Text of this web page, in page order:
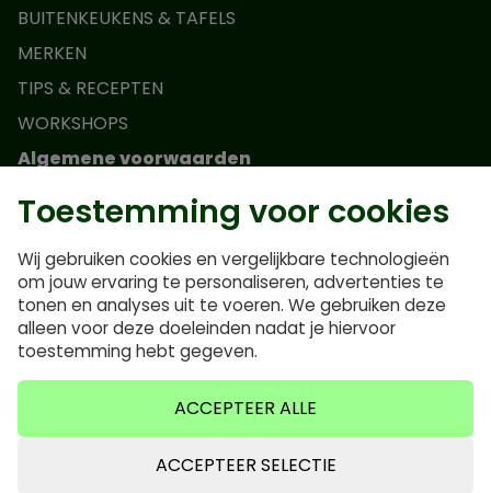
BUITENKEUKENS & TAFELS
MERKEN
TIPS & RECEPTEN
WORKSHOPS
Algemene voorwaarden
Actievoorwaarden Monolith Junior
Algemene voorwaarden
Privacybeleid
Veelgestelde vragen
Cookiebeleid
Toestemming voor cookies
Wij gebruiken cookies en vergelijkbare technologieën
om jouw ervaring te personaliseren, advertenties te
tonen en analyses uit te voeren. We gebruiken deze
alleen voor deze doeleinden nadat je hiervoor
toestemming hebt gegeven.
ACCEPTEER ALLE
ACCEPTEER SELECTIE